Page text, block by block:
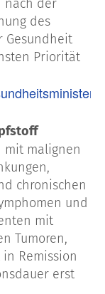
nach der
des
Gesundheit
Priorität
mit malignen
chronischen
und
mit
Tumoren,
Remission
erst